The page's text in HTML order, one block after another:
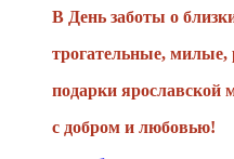
В День заботы о
трогательные, милые,
подарки ярославской
с добром и любовью!